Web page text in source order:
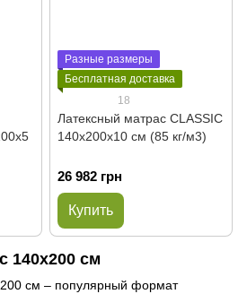
Разные размеры
Бесплатная доставка
18
Латексный матрас CLASSIC
140x200x10 см (85 кг/м3)
26 982 грн
Купить
140х200 см
см – популярный формат